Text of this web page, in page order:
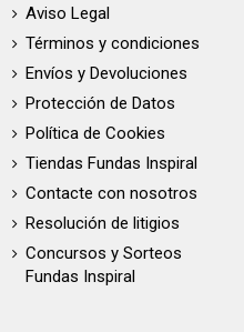
Aviso Legal
Términos y condiciones
Envíos y Devoluciones
Protección de Datos
Política de Cookies
Tiendas Fundas Inspiral
Contacte con nosotros
Resolución de litigios
Concursos y Sorteos
Fundas Inspiral